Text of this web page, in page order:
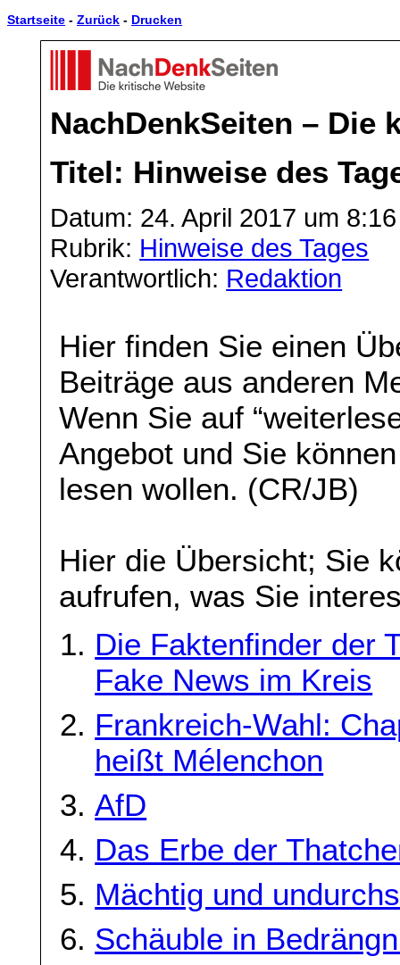
Startseite - Zurück - Drucken
NachDenkSeiten – Die
Titel: Hinweise des
Datum: 24. April 2017 um
Rubrik: Hinweise des Tages
Verantwortlich: Redaktion
Hier finden Sie einen
Beiträge aus anderen
Wenn Sie auf
Angebot und Sie
lesen wollen. (CR/JB)
Hier die Übersicht; Sie
aufrufen, was Sie
Die Faktenfinder der
Fake News im Kreis
Frankreich-Wahl:
heißt Mélenchon
AfD
Das Erbe der
Mächtig und
Schäuble in